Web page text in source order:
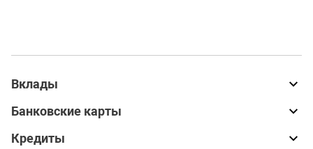
Вклады
Банковские карты
Кредиты